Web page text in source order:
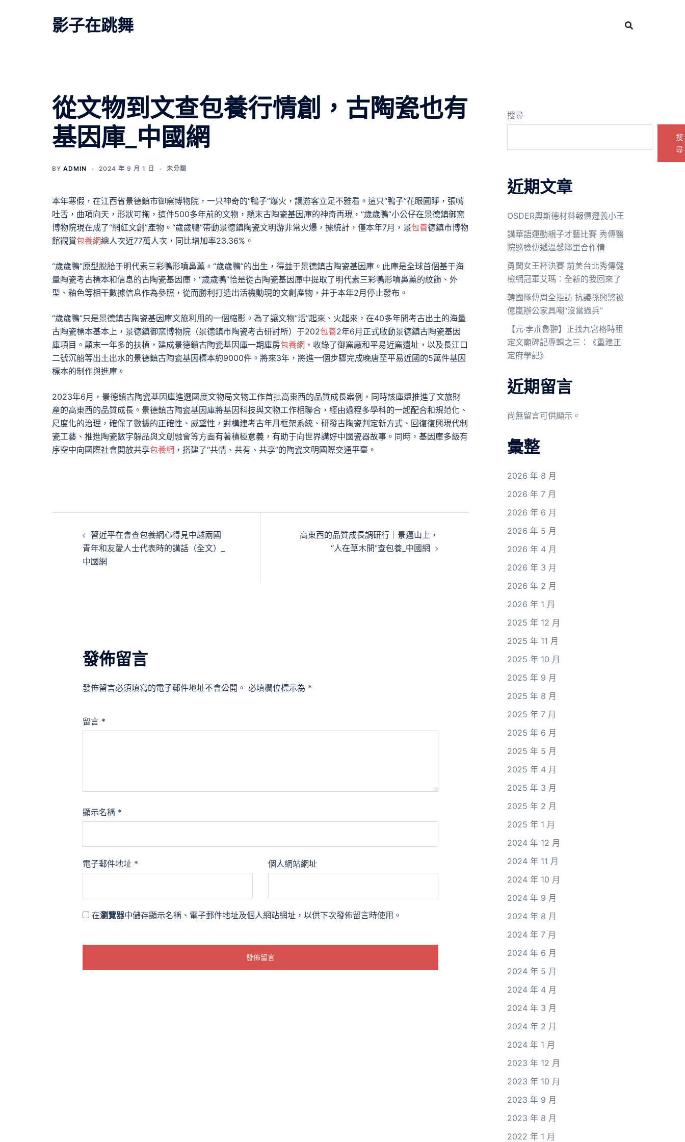
影子在跳舞
從文物到文查包養行情創，古陶瓷也有
基因庫_中國網
BY ADMIN 2024 年 9 月 1 日 未分類
本年寒假，在江西省景德鎮市御窯博物院，一只神奇的“鴨子”爆火，讓游客立足不雅看。這只“鴨子”花眼圓睜，張嘴
吐舌，曲項向天，形狀可掬，這件500多年前的文物，顛末古陶瓷基因庫的神奇再現，“歲歲鴨”小公仔在景德鎮御窯
博物院現在成了“網紅文創”產物。“歲歲鴨”帶動景德鎮陶瓷文明游非常火爆，據統計，僅本年7月，景包養德鎮市博物
館觀賞包養網總人次近77萬人次，同比增加率23.36%。
“歲歲鴨”原型脫胎于明代素三彩鴨形噴鼻薰。“歲歲鴨”的出生，得益于景德鎮古陶瓷基因庫。此庫是全球首個基于海
量陶瓷考古標本和信息的古陶瓷基因庫，“歲歲鴨”恰是從古陶瓷基因庫中提取了明代素三彩鴨形噴鼻薰的紋飾、外
型、釉色等相干數據信息作為參照，從而勝利打造出活機動現的文創產物，并于本年2月停止發布。
“歲歲鴨”只是景德鎮古陶瓷基因庫文旅利用的一個縮影。為了讓文物“活”起來、火起來，在40多年間考古出土的海量
古陶瓷標本基本上，景德鎮御窯博物院（景德鎮市陶瓷考古研討所）于202包養2年6月正式啟動景德鎮古陶瓷基因
庫項目。顛末一年多的扶植，建成景德鎮古陶瓷基因庫一期庫房包養網 ，收錄了御窯廠和平易近窯遺址，以及長江口
二號沉船等出土出水的景德鎮古陶瓷基因標本約9000件。將來3年，將進一個步驟完成晚唐至平易近國的5萬件基因
標本的制作與進庫。
2023年6月，景德鎮古陶瓷基因庫進選國度文物局文物工作首批高東西的品質成長案例，同時該庫還推進了文旅財
產的高東西的品質成長。景德鎮古陶瓷基因庫將基因科技與文物工作相聯合，經由過程多學科的一起配合和規范化、
尺度化的治理，確保了數據的正確性、威望性，對構建考古年月框架系統、研發古陶瓷判定新方式、回復復興現代制
瓷工藝、推進陶瓷數字躲品與文創融會等方面有著積極意義，有助于向世界講好中國瓷器故事。同時，基因庫多級有
序空中向國際社會開放共享包養網 ，搭建了“共情、共有、共享”的陶瓷文明國際交通平臺。
習近平在會查包養網心得見中越兩國
青年和友愛人士代表時的講話（全文）_
中國網
高東西的品質成長調研行｜景邁山上，
“人在草木間”查包養_中國網
發佈留言
發佈留言必須填寫的電子郵件地址不會公開。 必填欄位標示為 *
留言 *
顯示名稱 *
電子郵件地址 * 個人網站網址
在瀏覽器中儲存顯示名稱、電子郵件地址及個人網站網址，以供下次發佈留言時使用。
搜尋
搜
尋
近期文章
OSDER奧斯德材料報價遵義小王
講華語運動親子才藝比賽 秀傳醫
院巡檢傳遞溫馨鄰里合作情
勇闖女王杯決賽 前美台北秀傳健
檢網冠軍艾瑪：全新的我回來了
韓國隊傳周全拒訪 抗議孫興慜被
億嵐辦公家具嘲“沒當過兵”
【元·孛朮魯翀】正找九宮格時租
定文廟碑記專輯之三：《重建正
定府學記》
近期留言
尚無留言可供顯示。
彙整
2026 年 8 月
2026 年 7 月
2026 年 6 月
2026 年 5 月
2026 年 4 月
2026 年 3 月
2026 年 2 月
2026 年 1 月
2025 年 12 月
2025 年 11 月
2025 年 10 月
2025 年 9 月
2025 年 8 月
2025 年 7 月
2025 年 6 月
2025 年 5 月
2025 年 4 月
2025 年 3 月
2025 年 2 月
2025 年 1 月
2024 年 12 月
2024 年 11 月
2024 年 10 月
2024 年 9 月
2024 年 8 月
2024 年 7 月
2024 年 6 月
2024 年 5 月
2024 年 4 月
2024 年 3 月
2024 年 2 月
2024 年 1 月
2023 年 12 月
2023 年 10 月
2023 年 9 月
2023 年 8 月
2022 年 1 月